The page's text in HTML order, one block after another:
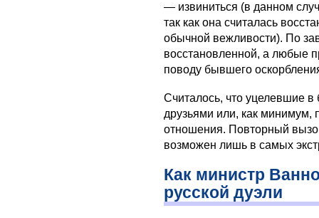
— извиниться (в данном
так как она считалась
обычной вежливости). По
восстановленной, а любые
поводу бывшего
Считалось, что уцелевшие
друзьями или, как
отношения. Повторный
возможен лишь в самых
Как министр
русской дуэли